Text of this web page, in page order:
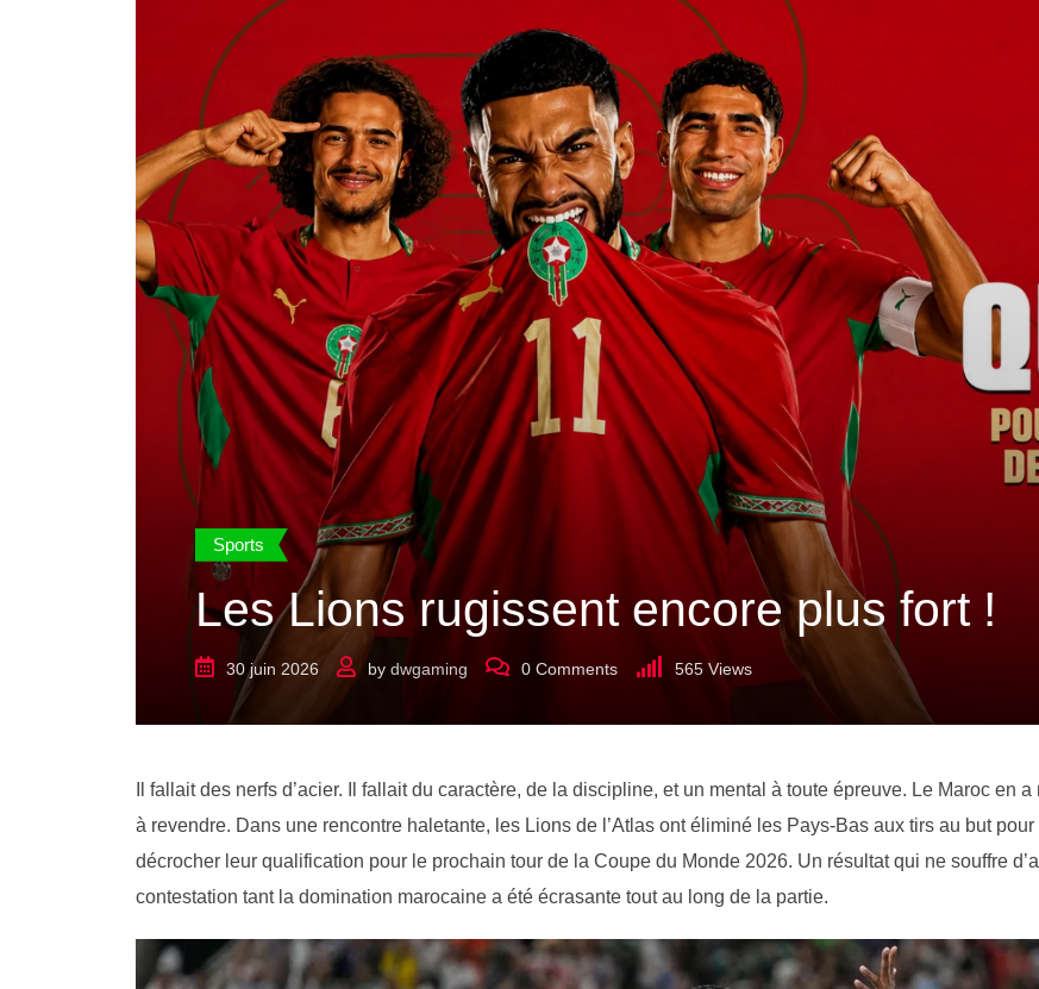
Sports
Les Lions rugissent encore plus fort !
30 juin 2026 by dwgaming 0 Comments 565 Views
Il fallait des nerfs d’acier. Il fallait du caractère, de la discipline, et un mental à toute épreuve. Le Maroc en a
à revendre. Dans une rencontre haletante, les Lions de l’Atlas ont éliminé les Pays-Bas aux tirs au but pour
décrocher leur qualification pour le prochain tour de la Coupe du Monde 2026. Un résultat qui ne souffre
contestation tant la domination marocaine a été écrasante tout au long de la partie.